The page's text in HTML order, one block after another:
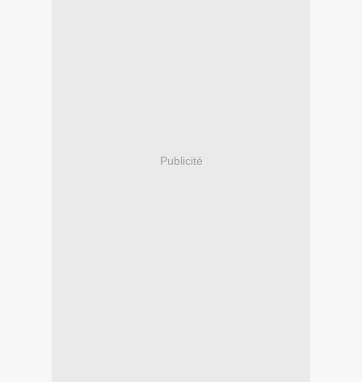
Publicité